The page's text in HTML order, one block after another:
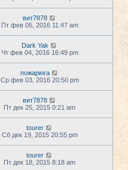
вит7878
Пт фев 05, 2016 11:47 am
Dark Yak
Чт фев 04, 2016 16:49 pm
пожарюга
Ср фев 03, 2016 20:50 pm
вит7878
Пт дек 25, 2015 0:21 am
tourer
Сб дек 19, 2015 20:55 pm
tourer
Пт дек 18, 2015 8:18 am